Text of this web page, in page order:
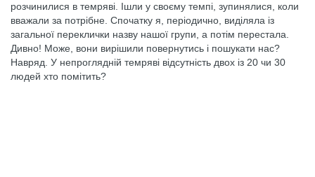
розчинилися в темряві. Ішли у своєму темпі, зупинялися, коли
вважали за потрібне. Спочатку я, періодично, виділяла із
загальної переклички назву нашої групи, а потім перестала.
Дивно! Може, вони вирішили повернутись і пошукати нас?
Навряд. У непроглядній темряві відсутність двох із 20 чи 30
людей хто помітить?